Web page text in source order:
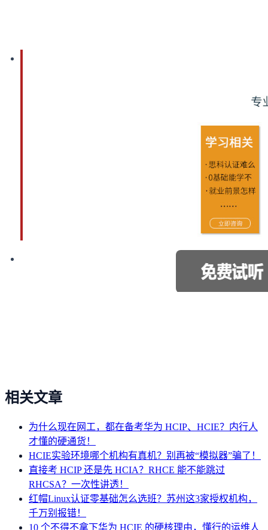
相关文章
为什么现在网工，都在备考华为 HCIP、HCIE？内行人
才懂的硬通货！
HCIE实验环境哪个机构有真机？别再被“模拟器”骗了！
直接考 HCIP 还是先 HCIA？RHCE 能不能跳过
RHCSA？一次性讲透！
红帽Linux认证零基础怎么选班？苏州这3家授权机构，
千万别报错！
10 个不得不拿下华为 HCIE 的硬核理由，懂行的运维人